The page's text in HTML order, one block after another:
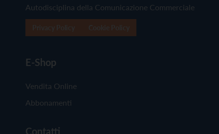
Autodisciplina della Comunicazione Commerciale
E-Shop
Vendita Online
Abbonamenti
Contatti